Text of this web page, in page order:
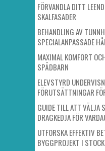
FÖRVANDLA DITT
SKALFASADER
BEHANDLING AV
SPECIALANPASSADE
MAXIMAL KOMFORT
SPÄDBARN
ELEVSTYRD
FÖRUTSÄTTNINGAR
GUIDE TILL ATT VÄLJA
DRAGKEDJA FÖR
UTFORSKA EFFEKTIV
BYGGPROJEKT I